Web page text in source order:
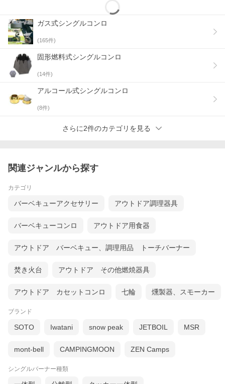
ガス式シングルコンロ
(165件)
固形燃料式シングルコンロ
(14件)
アルコール式シングルコンロ
(8件)
さらに2件のカテゴリを見る
関連ジャンルから探す
カテゴリ
バーベキューアクセサリー アウトドア調理器具
バーベキューコンロ アウトドア用食器
アウトドア バーベキュー、調理用品 トーチバーナー
焚き火台 アウトドア その他燃焼器具
アウトドア カセットコンロ 七輪 燻製器、スモーカー
ブランド
SOTO Iwatani snow peak JETBOIL MSR
mont-bell CAMPINGMOON ZEN Camps
シングルバーナー種類